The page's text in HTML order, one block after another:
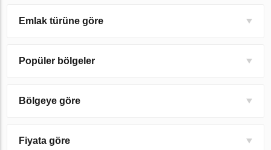
Emlak türüne göre
Popüler bölgeler
Bölgeye göre
Fiyata göre